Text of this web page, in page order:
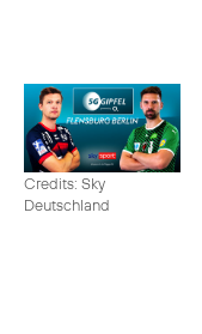
Credits: Sky
Deutschland